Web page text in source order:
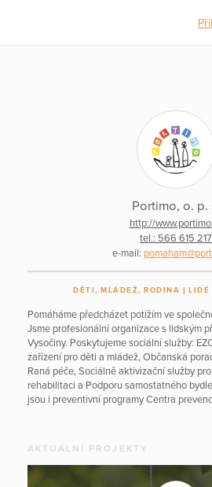
Portimo, o. p.
http://
tel.: 566 615 217
e-mail:
DĚTI, MLÁDEŽ, RODINA LIDÉ
Pomáháme předcházet potížím ve
Jsme profesionální organizace s lidským
Vysočiny. Poskytujeme sociální služby:
zařízení pro děti a mládež, Občanská
Raná péče, Sociálně aktivizační služby
rehabilitaci a Podporu samostatného
jsou i preventivní programy Centra
AKTUÁLNÍ PROJEKTY